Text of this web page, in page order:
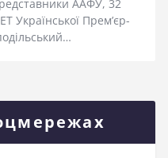
ААФУ, 32
Української Прем’єр-